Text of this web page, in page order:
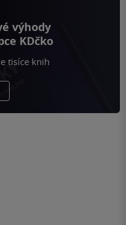
výhody
KDčko
tisíce knih